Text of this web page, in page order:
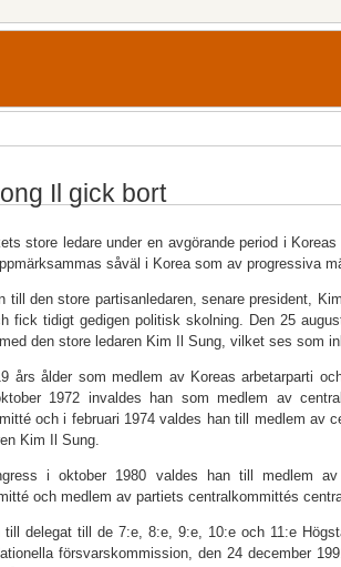
Il gick bort
store ledare under en avgörande period i
såväl i Korea som av progressiva
till den store partisanledaren, senare president,
fick tidigt gedigen politisk skolning. Den 25
den store ledaren Kim Il Sung, vilket ses som
års ålder som medlem av Koreas arbetarparti
1972 invaldes han som medlem av
och i februari 1974 valdes han till medlem av
Kim Il Sung.
i oktober 1980 valdes han till medlem av
och medlem av partiets centralkommittés
till delegat till de 7:e, 8:e, 9:e, 10:e och 11:e
försvarskommission, den 24 december